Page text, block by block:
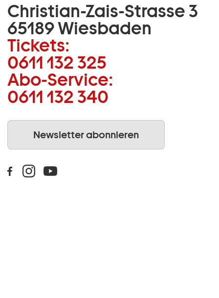
Christian-Zais-Strasse 3
65189 Wiesbaden
Tickets:
0611 132 325
Abo-Service:
0611 132 340
Newsletter abonnieren